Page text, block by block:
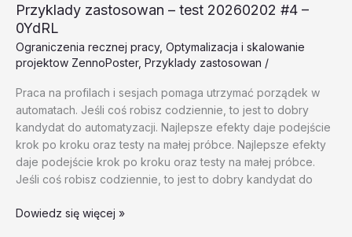
Przyklady zastosowan – test 20260202 #4 –
0YdRL
Ograniczenia recznej pracy, Optymalizacja i skalowanie
projektow ZennoPoster, Przyklady zastosowan /
Praca na profilach i sesjach pomaga utrzymać porządek w
automatach. Jeśli coś robisz codziennie, to jest to dobry
kandydat do automatyzacji. Najlepsze efekty daje podejście
krok po kroku oraz testy na małej próbce. Najlepsze efekty
daje podejście krok po kroku oraz testy na małej próbce.
Jeśli coś robisz codziennie, to jest to dobry kandydat do
Przyklady
Dowiedz się więcej »